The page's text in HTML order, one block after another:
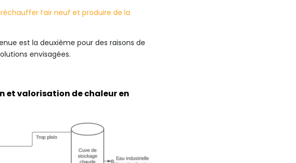
l’air neuf et produire de la
est la deuxième pour des raisons de
envisagées.
et valorisation de chaleur en